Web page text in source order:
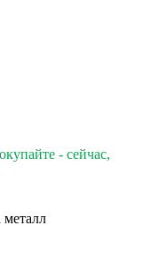
- сейчас,